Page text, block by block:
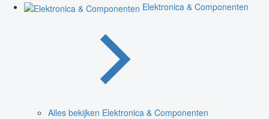
Elektronica & Componenten
Alles bekijken Elektronica & Componenten